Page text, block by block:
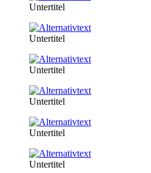
Untertitel
Untertitel
Untertitel
Untertitel
Untertitel
Untertitel